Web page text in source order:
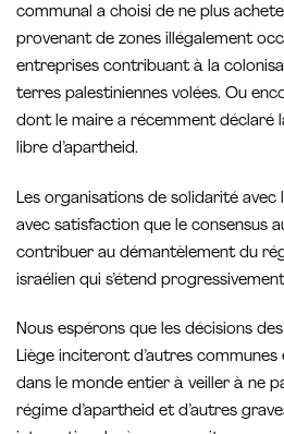
communal a choisi de ne plus
provenant de zones illégalement
entreprises contribuant à la
terres palestiniennes volées. Ou
dont le maire a récemment déclaré
libre d’apartheid.
Les organisations de solidarité
avec satisfaction que le consensus
contribuer au démantèlement du
israélien qui s’étend
Nous espérons que les décisions
Liège inciteront d’autres communes
dans le monde entier à veiller à ne
régime d’apartheid et d’autres